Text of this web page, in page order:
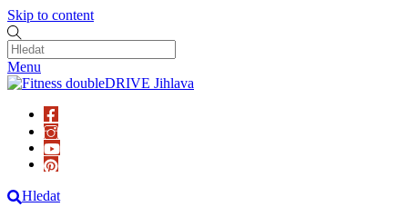
Skip to content
Menu
Hledat